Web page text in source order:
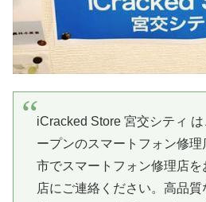
iCracked Store 宮交シティ
ープンのスマートフォン修
市でスマートフォン修理店を
店にご連絡ください。高品